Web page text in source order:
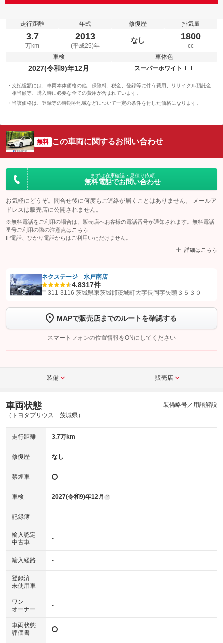
走行距離
3.7
万km
年式
2013
(平成25)年
修復歴
なし
排気量
1800
cc
車検
2027(令和9)年12月
車体色
スーパーホワイトＩＩ
支払総額には、車両本体価格の他、保険料、税金、登録等に伴う費用、リサイクル預託金
相当額等、購入時に必要な全ての費用が含まれています。
当該価格は、登録等の時期や地域などについて一定の条件を付した価格になります。
無料 この車両に関するお問い合わせ
まずは在庫確認・見積り依頼
無料電話でお問い合わせ
お気軽にどうぞ。問合せ後に何度もご連絡が届くことはありません。 メールア
ドレスは販売店に公開されません。
※無料電話をご利用の場合は、販売店へお客様の電話番号が通知されます。無料電話
番号ご利用の際の注意点は こちら
IP電話、ひかり電話からはご利用いただけません。
詳細はこちら
【STEP1】認証画面でグーネットを友だち追加してから「許可する」ボタンを押
トーク画面で
ボタンをタップして問い合わせを
完了してください。
こちら
ネクステージ 水戸南店
4.8317件
〒311-3116 茨城県東茨城郡茨城町大字長岡字矢頭３５３０
MAPで販売店までのルートを確認する
スマートフォンの位置情報をONにしてください
装備 販売店
車両状態
（トヨタプリウス 茨城県）
装備略号／用語解説
走行距離 3.7万km
修復歴 なし
禁煙車
車検 2027(令和9)年12月 ?
記録簿 -
輸入認定
中古車
-
輸入経路 -
登録済
未使用車
-
ワン
オーナー
-
車両状態
評価書